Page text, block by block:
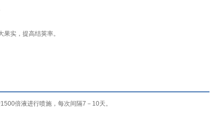
实，提高结荚率。
倍液进行喷施，每次间隔7－10天。